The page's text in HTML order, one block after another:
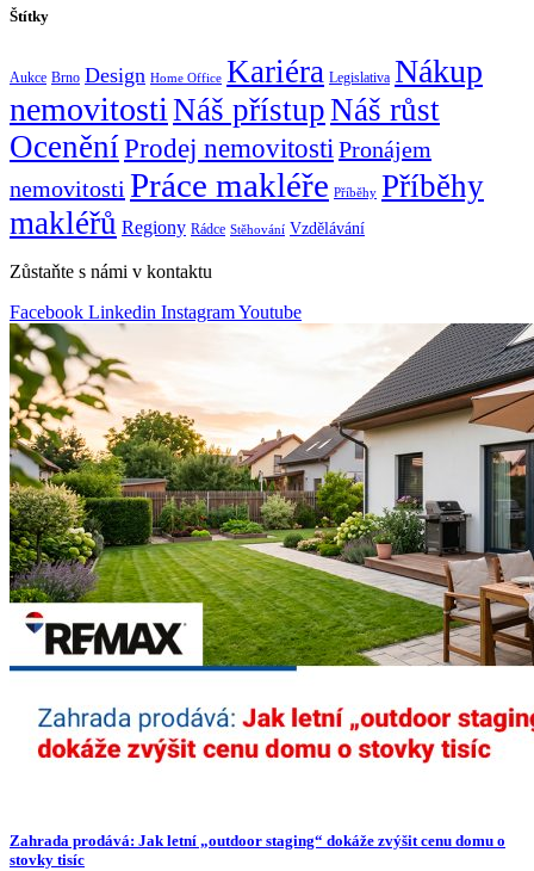
Štítky
Aukce Brno Design Home Office Kariéra Legislativa Nákup
nemovitosti Náš přístupNáš růst
OceněníProdej nemovitosti Pronájem
nemovitosti Práce makléře Příběhy Příběhy
makléřů Regiony Rádce Stěhování Vzdělávání
Zůstaňte s námi v kontaktu
Facebook Linkedin InstagramYoutube
Zahrada prodává: Jak letní „outdoor staging“ dokáže zvýšit cenu domu o
stovky tisíc